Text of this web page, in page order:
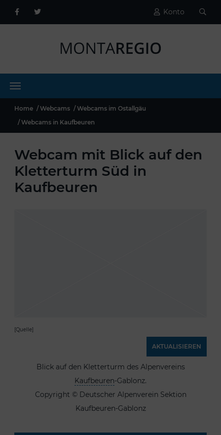
Konto
Home Webcams
Webcams im Ostallgäu
Webcams in Kaufbeuren
Webcam mit Blick auf den
Kletterturm Süd in
Kaufbeuren
[Quelle]
AKTUALISIEREN
Blick auf den Kletterturm des Alpenvereins
Kaufbeuren-Gablonz.
Copyright © Deutscher Alpenverein Sektion
Kaufbeuren-Gablonz